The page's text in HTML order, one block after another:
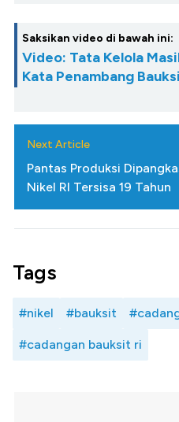
Saksikan video di bawah ini:
Video: Tata Kelola
Kata Penambang
Next Article
Pantas Produksi
Nikel RI Tersisa 19 Tahun
Tags
#nikel #bauksit
#cadangan bauksit ri